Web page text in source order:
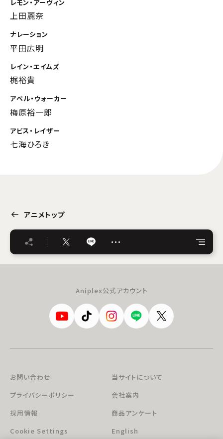
レモン・アーヴィン
上田麗奈
ナレーション
平田広明
レイン・エイムズ
梶裕貴
アベル・ウォーカー
梅原裕一郎
アビス・レイザー
七海ひろき
アニメトップ
…
Aniplex公式アカウント
お問い合わせ
当サイトについて
プライバシーポリシー
会社案内
採用情報
商品アンケート
Cookie Settings
English